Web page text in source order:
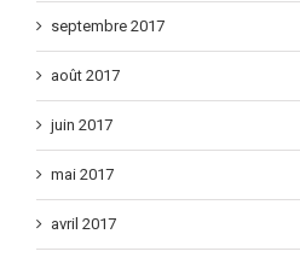
septembre 2017
août 2017
juin 2017
mai 2017
avril 2017